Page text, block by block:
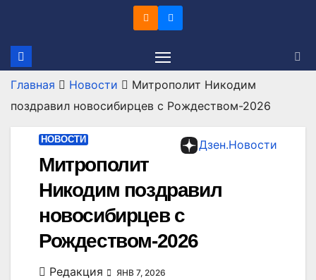
содержимому
Главная Новости
Митрополит Никодим
поздравил новосибирцев с Рождеством-2026
Дзен.Новости
НОВОСТИ
Митрополит
Никодим поздравил
новосибирцев с
Рождеством-2026
Редакция ЯНВ 7, 2026